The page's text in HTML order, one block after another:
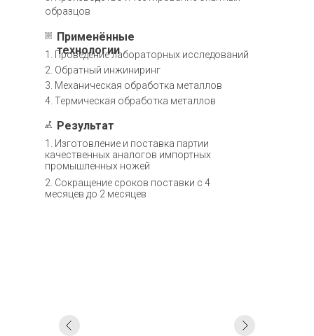
образцов
1. Проведение лабораторных исследований
Применённые
технологии
1. Изготовление и поставка партии
качественных аналогов импортных
промышленных ножей
Результат
2. Обратный инжиниринг
3. Механическая обработка металлов
2. Сокращение сроков поставки с 4
месяцев до 2 месяцев
4. Термическая обработка металлов